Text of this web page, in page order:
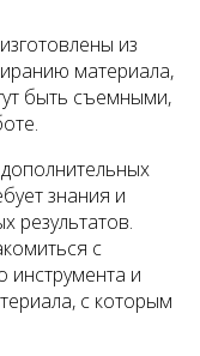
из
материала,
быть съемными,
знания и
результатов.
с
инструмента и
с которым